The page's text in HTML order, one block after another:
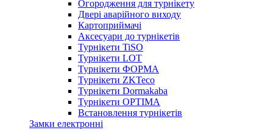
Огородження для турнікету
Двері аварійного виходу
Картоприймачі
Аксесуари до турнікетів
Турнікети TiSO
Турнікети LOT
Турнікети ФОРМА
Турнікети ZKTeco
Турнікети Dormakaba
Турнікети OPTIMA
Встановлення турнікетів
Замки електронні